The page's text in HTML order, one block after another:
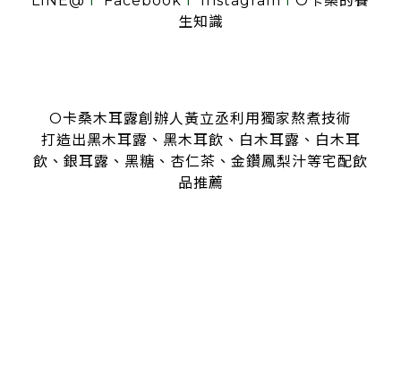
生知識
O卡桑木耳露創辦人黃立丞利用獨家熬煮技術
打造出黑木耳露、黑木耳飲、白木耳露、白木耳
飲、銀耳露、黑糖、杏仁茶、金鑽鳳梨汁等宅配飲
品推薦